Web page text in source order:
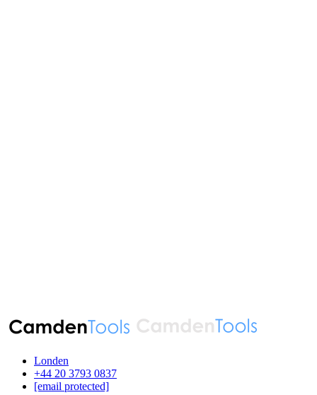
Londen
‪+44 20 3793 0837‬
[email protected]